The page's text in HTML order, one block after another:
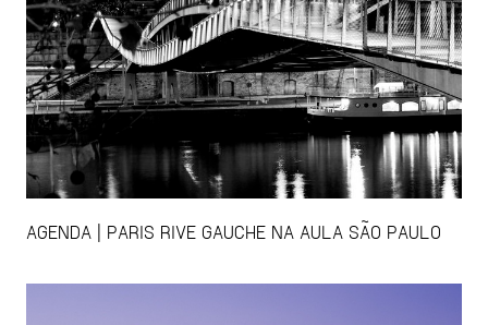
AGENDA | PARIS RIVE GAUCHE NA AULA SÃO PAULO